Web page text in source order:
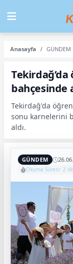
Anasayfa GÜNDEM
bahçesinde
Tekirdağ'da
sonu karnelerini
aldı.
GÜNDEM
Okuma Süresi: 2 dk